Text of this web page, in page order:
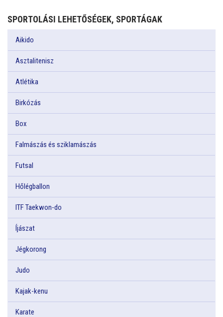
SPORTOLÁSI LEHETŐSÉGEK, SPORTÁGAK
Aikido
Asztalitenisz
Atlétika
Birkózás
Box
Falmászás és sziklamászás
Futsal
Hőlégballon
ITF Taekwon-do
Íjászat
Jégkorong
Judo
Kajak-kenu
Karate